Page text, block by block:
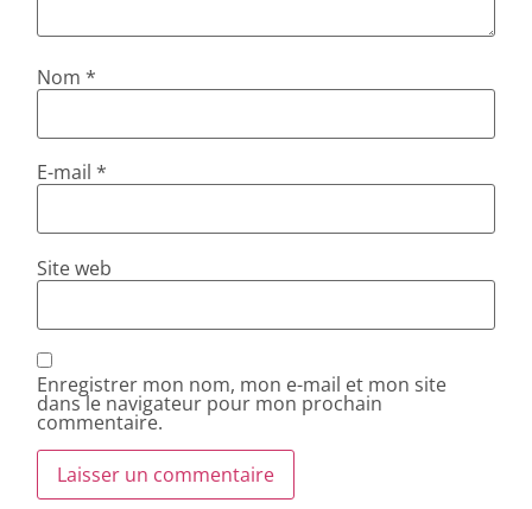
Nom*
E-mail*
Site web
Enregistrer mon nom, mon e-mail et mon site
dans le navigateur pour mon prochain
commentaire.